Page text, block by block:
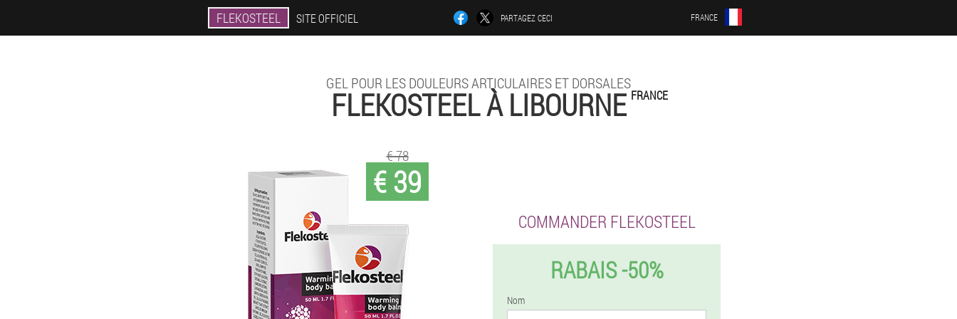
FLEKOSTEEL SITE OFFICIEL PARTAGEZ CECI FRANCE
GEL POUR LES DOULEURS ARTICULAIRES ET DORSALES
FLEKOSTEEL À LIBOURNE FRANCE
€ 39
€ 78
COMMANDER FLEKOSTEEL
RABAIS -50%
Nom